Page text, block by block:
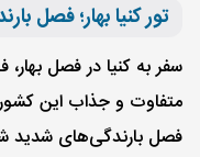
تور کنیا بهار؛ فصل
سفر به کنیا در فصل
متفاوت و جذاب این کشور
فصل بارندگی‌های شدید